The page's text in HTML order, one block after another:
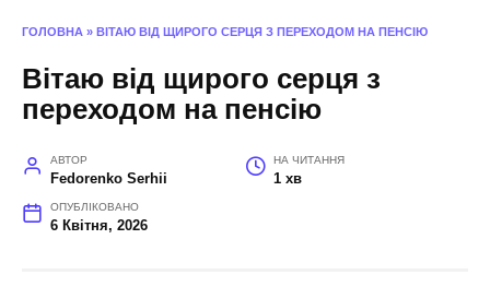
ГОЛОВНА » ВІТАЮ ВІД ЩИРОГО СЕРЦЯ З ПЕРЕХОДОМ НА ПЕНСІЮ
Вітаю від щирого серця з
переходом на пенсію
АВТОР
Fedorenko Serhii
НА ЧИТАННЯ
1 хв
ОПУБЛІКОВАНО
6 Квітня, 2026